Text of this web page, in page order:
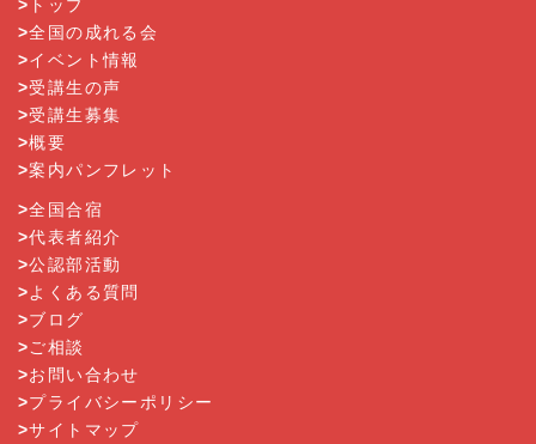
> トップ
>全国の成れる会
>イベント情報
>受講生の声
>受講生募集
>概要
>案内パンフレット
>全国合宿
>代表者紹介
>公認部活動
>よくある質問
>ブログ
>ご相談
>お問い合わせ
>プライバシーポリシー
>サイトマップ